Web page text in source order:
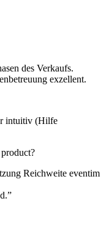
des Verkaufs.
exzellent.
intuitiv (Hilfe
Reichweite eventim